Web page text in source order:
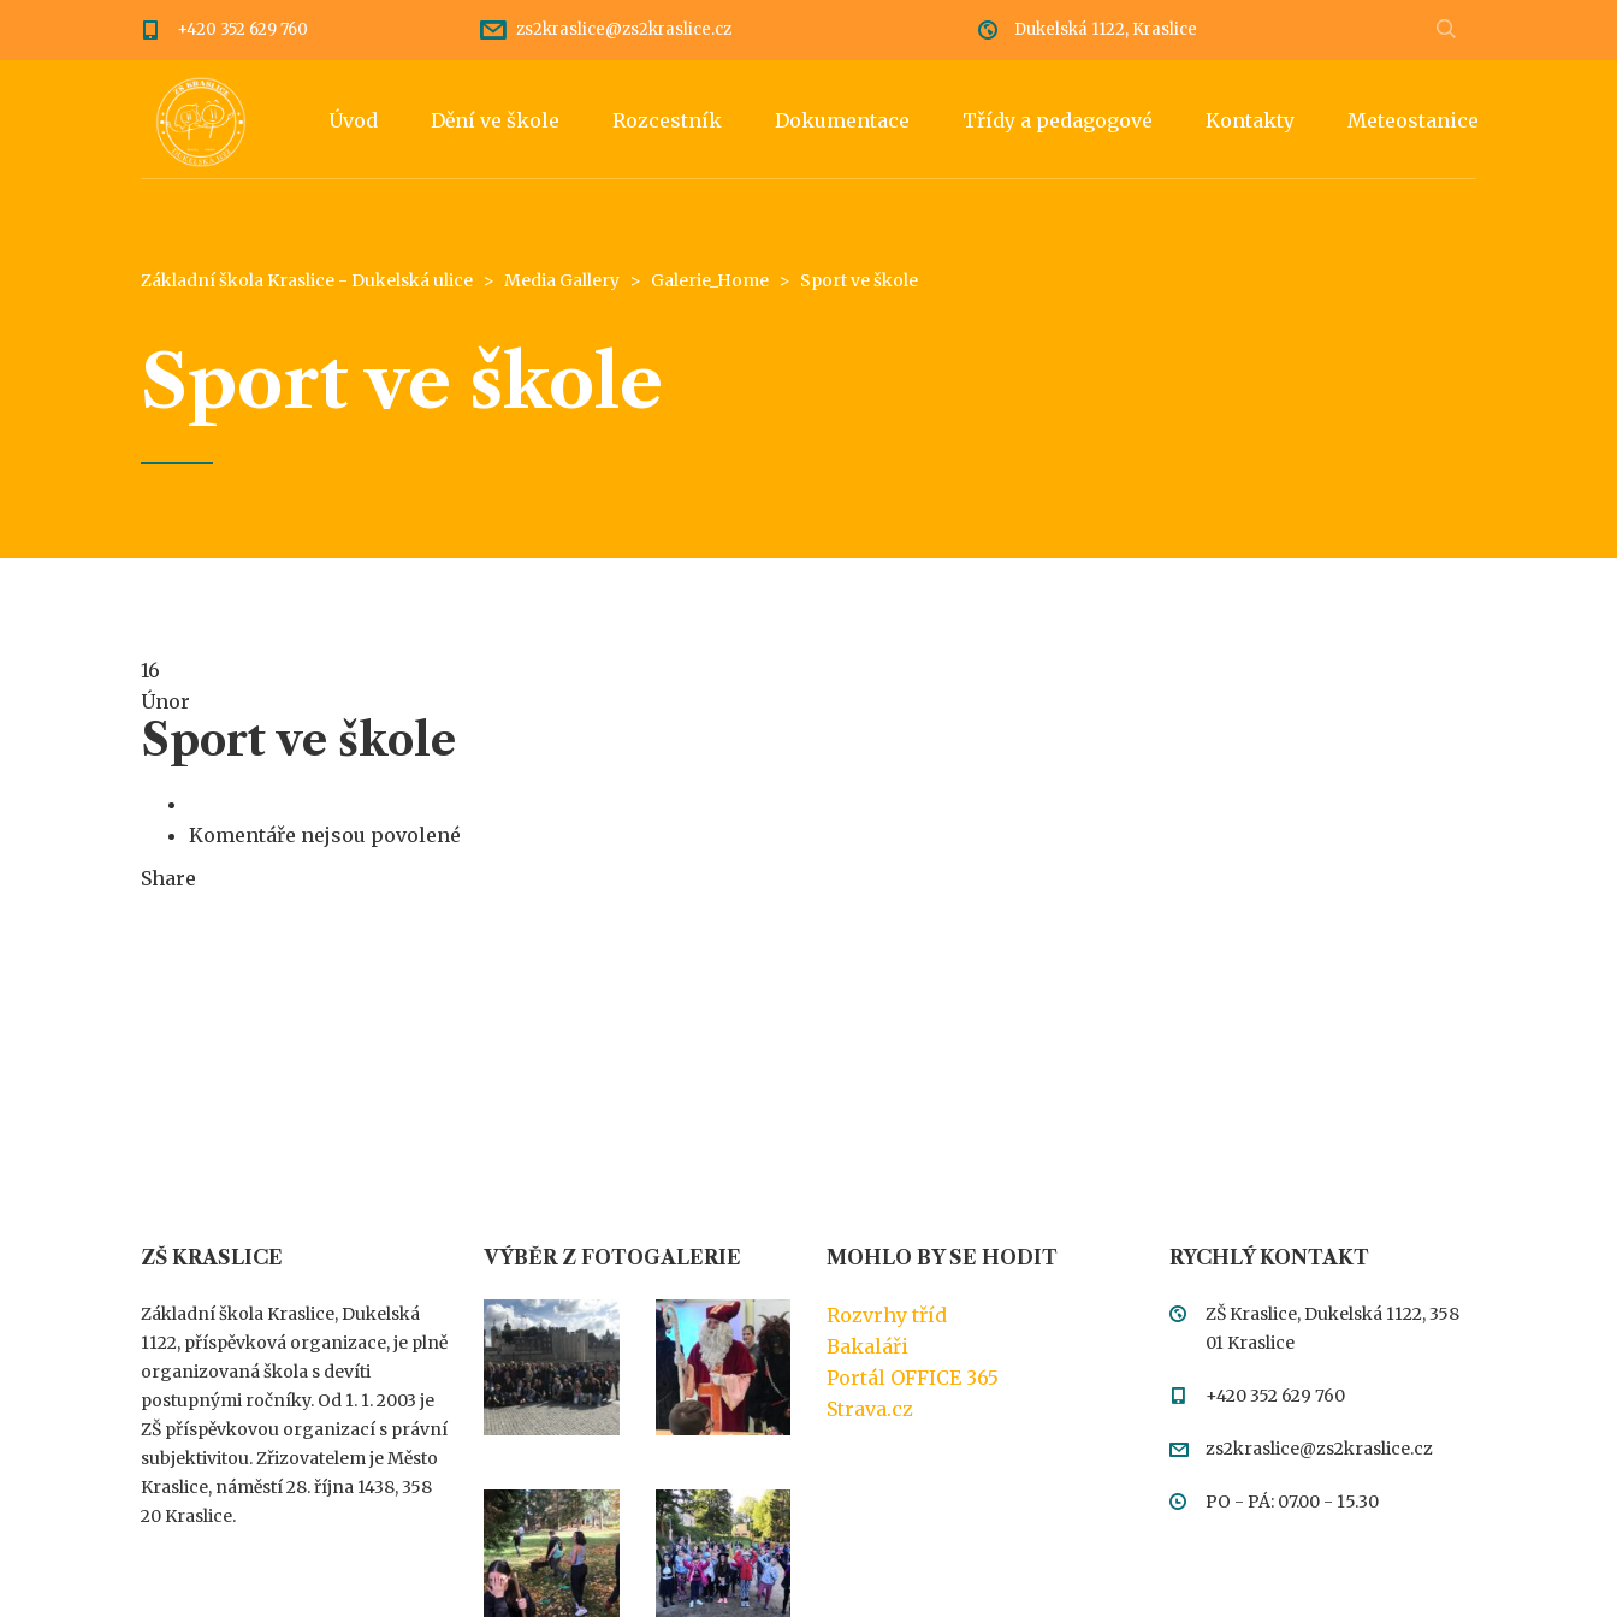
+420 352 629 760 zs2kraslice@zs2kraslice.cz Dukelská 1122, Kraslice
Úvod Dění ve škole Rozcestník Dokumentace Třídy a pedagogové Kontakty Meteostanice
Základní škola Kraslice - Dukelská ulice > Media Gallery > Galerie_Home > Sport ve škole
Sport ve škole
16
Únor
Sport ve škole
Komentáře nejsou povolené
Share
ZŠ KRASLICE
Základní škola Kraslice, Dukelská
1122, příspěvková organizace, je plně
organizovaná škola s devíti
postupnými ročníky. Od 1. 1. 2003 je
ZŠ příspěvkovou organizací s právní
subjektivitou. Zřizovatelem je Město
Kraslice, náměstí 28. října 1438, 358
20 Kraslice.
VÝBĚR Z FOTOGALERIE MOHLO BY SE HODIT
Rozvrhy tříd
Bakaláři
Portál OFFICE 365
Strava.cz
RYCHLÝ KONTAKT
ZŠ Kraslice, Dukelská 1122, 358
01 Kraslice
+420 352 629 760
zs2kraslice@zs2kraslice.cz
PO - PÁ: 07.00 - 15.30